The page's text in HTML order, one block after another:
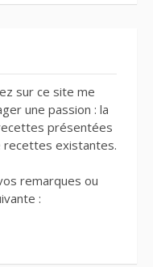
sur ce site me
une passion : la
présentées
recettes existantes.
remarques ou
: